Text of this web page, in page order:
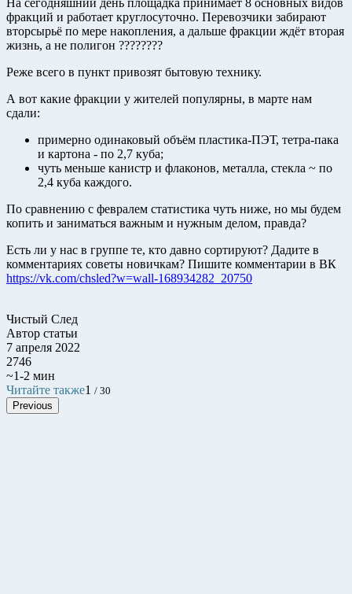
фракций и работает круглосуточно. Перевозчики забирают
вторсырьё по мере накопления, а дальше фракции ждёт вторая
жизнь, а не полигон ????????
Реже всего в пункт привозят бытовую технику.
А вот какие фракции у жителей популярны, в марте нам
сдали:
примерно одинаковый объём пластика-ПЭТ, тетра-пака
и картона - по 2,7 куба;
чуть меньше канистр и флаконов, металла, стекла ~ по
2,4 куба каждого.
По сравнению с февралем статистика чуть ниже, но мы будем
копить и заниматься важным и нужным делом, правда?
Есть ли у нас в группе те, кто давно сортируют? Дадите в
комментариях советы новичкам? Пишите комментарии в ВК
https://vk.com/chsled?w=wall-168934282_20750
Чистый След
Автор статьи
7 апреля 2022
2746
~1-2 мин
Читайте также1 / 30
Previous